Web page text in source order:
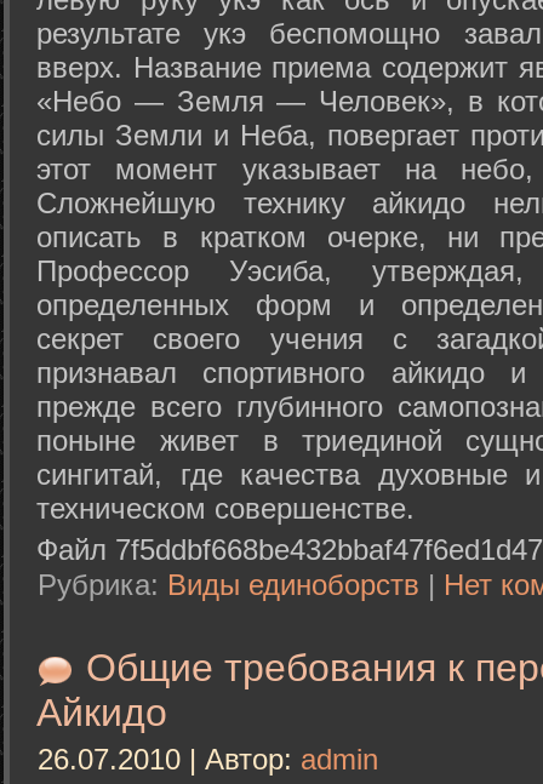
результате укэ беспомощно
вверх. Название приема содержит
«Небо — Земля — Человек», в
силы Земли и Неба, повергает
этот момент указывает на
Сложнейшую технику айкидо
описать в кратком очерке, ни
Профессор Уэсиба,
определенных форм и
секрет своего учения с
признавал спортивного айкидо
прежде всего глубинного
поныне живет в триединой
сингитай, где качества духовные
техническом совершенстве.
Файл
Рубрика: Виды единоборств | Нет
Общие требования к
Айкидо
26.07.2010 | Автор: admin